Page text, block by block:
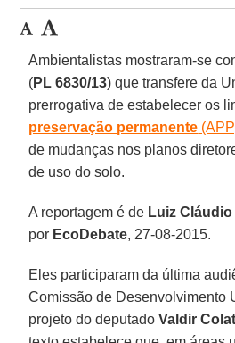
Ambientalistas mostraram-se
(PL 6830/13) que transfere da
prerrogativa de estabelecer os
preservação permanente
de mudanças nos planos
de uso do solo.
A reportagem é de Luiz
por EcoDebate, 27-08-2015.
Eles participaram da última
Comissão de Desenvolvimento
projeto do deputadoValdir